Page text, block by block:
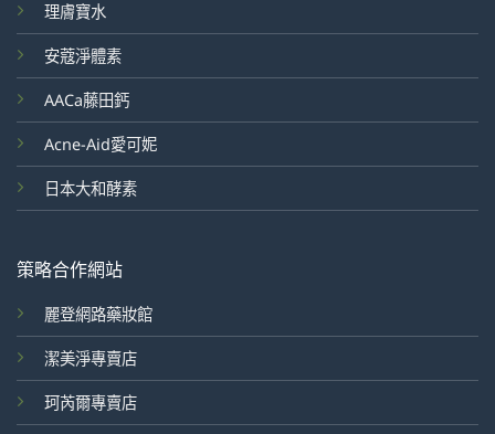
理膚寶水
安蔻淨體素
AACa藤田鈣
Acne-Aid愛可妮
日本大和酵素
策略合作網站
麗登網路藥妝館
潔美淨專賣店
珂芮爾專賣店